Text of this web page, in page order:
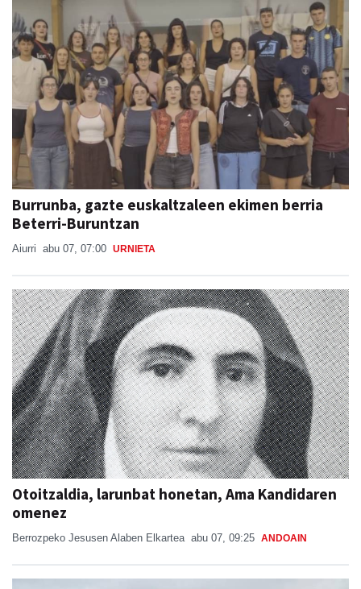
Burrunba, gazte euskaltzaleen ekimen berria
Beterri-Buruntzan
Aiurri abu 07, 07:00 URNIETA
Otoitzaldia, larunbat honetan, Ama Kandidaren
omenez
Berrozpeko Jesusen Alaben Elkartea abu 07, 09:25 ANDOAIN